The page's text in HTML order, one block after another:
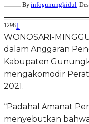
By infogunungkidul
12981
WONOSARI-
dalam Anggaran
Kabupaten
mengakomodir
2021.
“Padahal Amanat
menyebutkan